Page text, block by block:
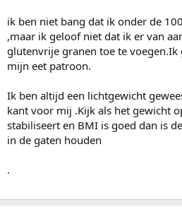
ik ben niet bang dat ik onder de
,maar ik geloof niet dat ik er van
glutenvrije granen toe te voegen.Ik
mijn eet patroon.
Ik ben altijd een lichtgewicht
kant voor mij .Kijk als het gewicht
stabiliseert en BMI is goed dan is
in de gaten houden
.